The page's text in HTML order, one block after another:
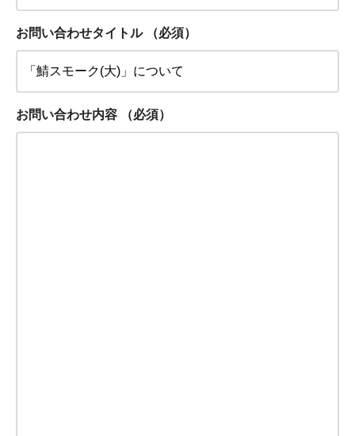
お問い合わせタイトル （必須）
お問い合わせ内容 （必須）